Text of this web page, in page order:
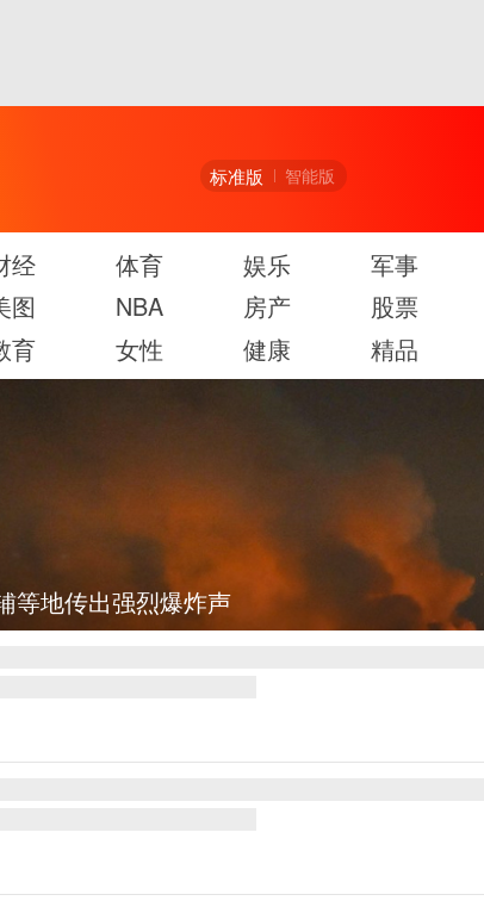
标准版 智能版
经 体育 娱乐 军事
图
NBA 房产 股票
育
女性 健康 精品
等地传出强烈爆炸声